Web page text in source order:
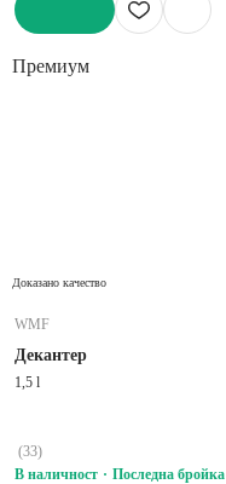
Премиум
Доказано качество
WMF
Декантер
1,5 l
(33)
В наличност
Последна бройка